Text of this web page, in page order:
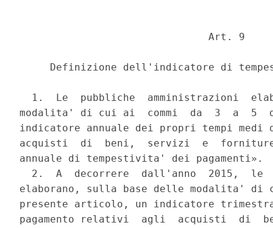
                               Art. 9
Definizione dell'indicatore di
1.  Le  pubbliche  amministrazioni
modalita' di cui ai  commi  da  3  a  5
indicatore annuale dei propri tempi
acquisti  di  beni,  servizi  e
annuale di tempestivita' dei pagamenti».
2.  A  decorrere  dall'anno  2015,  le
elaborano, sulla base delle modalita' di
presente articolo, un indicatore
pagamento relativi  agli  acquisti  di